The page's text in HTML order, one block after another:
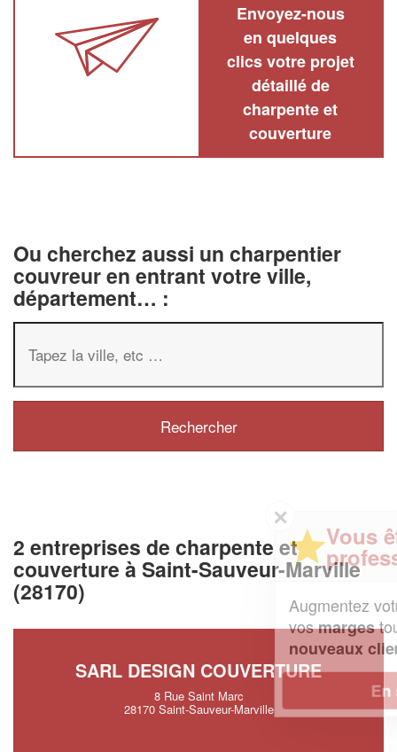
Envoyez-nous
en quelques
clics votre projet
détaillé de
charpente et
couverture
Ou cherchez aussi un charpentier
couvreur en entrant votre ville,
département… :
2 entreprises de charpente et
couverture à Saint-Sauveur-Marville
(28170)
SARL DESIGN COUVERTURE
8 Rue Saint Marc
28170 Saint-Sauveur-Marville
Vous êtes un
professionnel ?
chiffre d'affaireset
vosmargestout en gagnant de
En savoir plus